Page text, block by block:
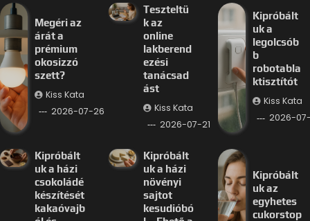
Megéri az
árát a
prémium
okosizzó
szett?
Kiss Kata
2026-07-26
Teszteltü
k az
online
lakberend
ezési
tanácsad
ást
Kiss Kata
2026-07-21
Kipróbált
uk a
legolcsób
b
robotabla
ktisztítót
Kiss Kata
2026-
Kipróbált
uk a házi
csokoládé
készítését
kakaóvajb
Kipróbált
uk a házi
növényi
sajtot
kesudióbó
Kipróbált
uk az
egyhetes
cukorstop